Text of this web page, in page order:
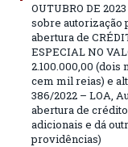
OUTUBRO DE
sobre autorização
abertura de
ESPECIAL NO
2.100.000,00 (dois
cem mil reias) e
386/2022 – LOA,
abertura de
adicionais e dá
providências)